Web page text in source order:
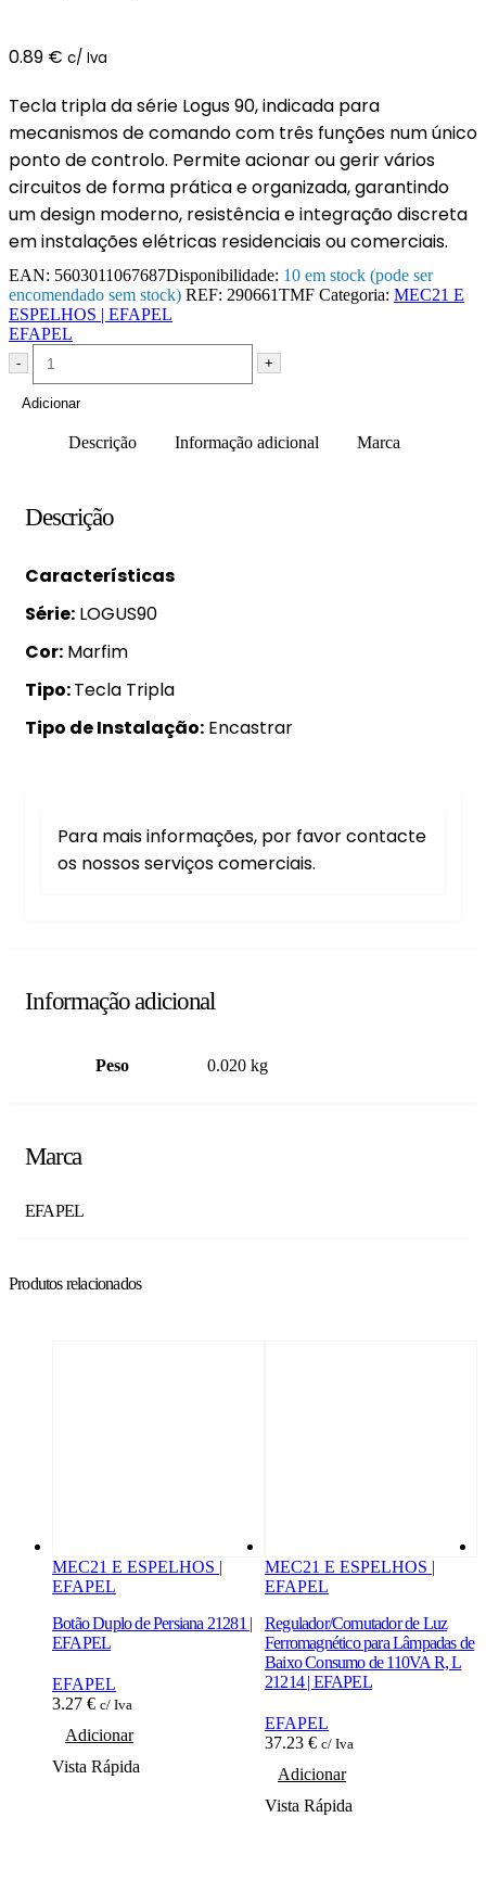
0.89 € c/ Iva
Tecla tripla da série Logus 90, indicada para
mecanismos de comando com três funções num único
ponto de controlo. Permite acionar ou gerir vários
circuitos de forma prática e organizada, garantindo
um design moderno, resistência e integração discreta
em instalações elétricas residenciais ou comerciais.
EAN: 5603011067687Disponibilidade: 10 em stock (pode ser
encomendado sem stock) REF: 290661TMF Categoria: MEC21 E
ESPELHOS | EFAPEL
EFAPEL
- +
Adicionar
Descrição Informação adicional Marca
Descrição
Características
Série: LOGUS90
Cor: Marfim
Tipo:Tecla Tripla
Tipo de Instalação: Encastrar
Para mais informações, por favor contacte
os nossos serviços comerciais.
Informação adicional
Peso 0.020 kg
Marca
EFAPEL
Produtos relacionados
MEC21 E ESPELHOS |
EFAPEL
Botão Duplo de Persiana 21281 |
EFAPEL
EFAPEL
3.27 € c/ Iva
Adicionar
Vista Rápida
MEC21 E ESPELHOS |
EFAPEL
Regulador/Comutador de Luz
Ferromagnético para Lâmpadas de
Baixo Consumo de 110VA R, L
21214 | EFAPEL
EFAPEL
37.23 € c/ Iva
Adicionar
Vista Rápida